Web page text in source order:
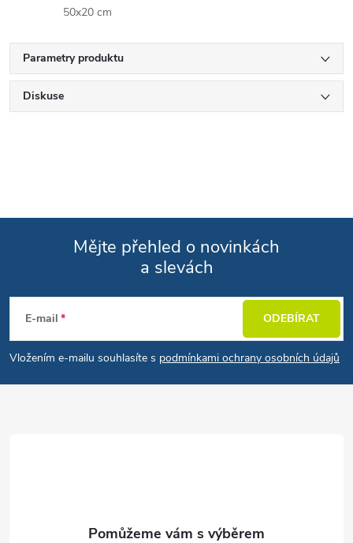
50x20 cm
Parametry produktu
Diskuse
Mějte přehled o novinkách
a slevách
E-mail
Vložením e-mailu souhlasíte s podmínkami ochrany osobních údajů
ODEBÍRAT